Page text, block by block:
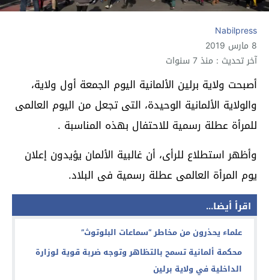
Nabilpress
8 مارس 2019
آخر تحديث : منذ 7 سنوات
أصبحت ولاية برلين الألمانية اليوم الجمعة أول ولاية،
والولاية الألمانية الوحيدة، التى تجعل من اليوم العالمى
للمرأة عطلة رسمية للاحتفال بهذه المناسبة .
وأظهر استطلاع للرأى، أن غالبية الألمان يؤيدون إعلان
يوم المرأة العالمى عطلة رسمية فى البلاد.
اقرأ أيضا...
علماء يحذرون من مخاطر “سماعات البلوتوث”
محكمة ألمانية تسمح بالتظاهر وتوجه ضربة قوية لوزارة
الداخلية في ولاية برلين